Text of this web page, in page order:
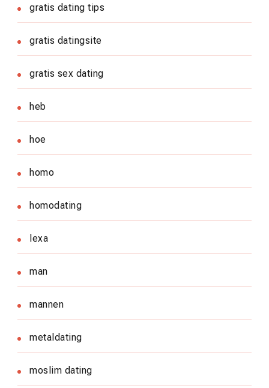
gratis dating tips
gratis datingsite
gratis sex dating
heb
hoe
homo
homodating
lexa
man
mannen
metaldating
moslim dating